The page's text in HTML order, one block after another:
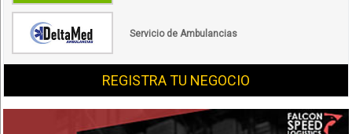
Servicio de Ambulancias
REGISTRA TU NEGOCIO